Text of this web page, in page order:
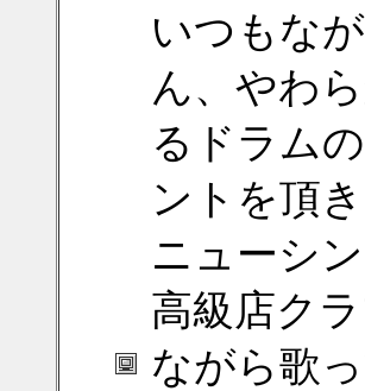
いつもな
ん、やわ
るドラム
ントを頂
ニューシ
高級店ク
ながら歌